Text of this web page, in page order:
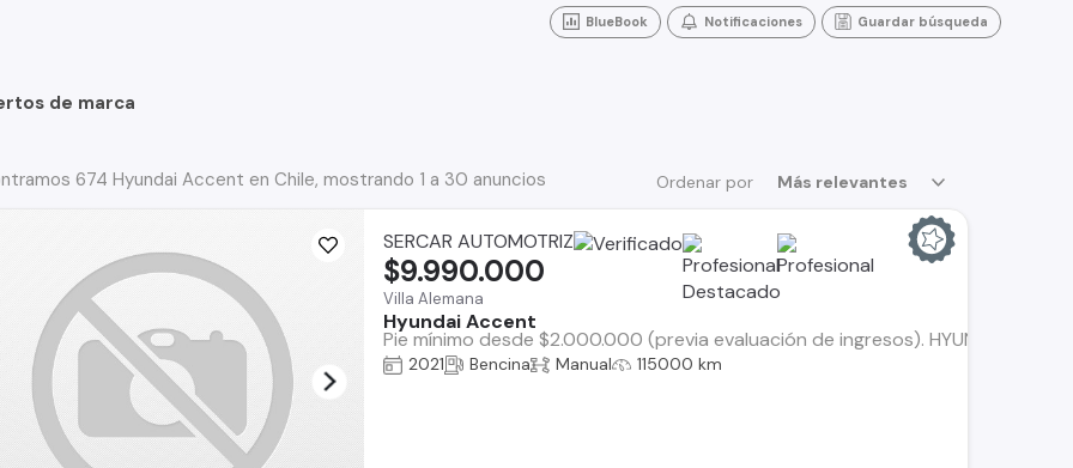
BlueBook Notificaciones Guardar búsqueda
de marca
Ordenar por Más relevantes
674 Hyundai Accent en Chile, mostrando 1 a 30 anuncios
SERCAR AUTOMOTRIZ
Villa Alemana
Hyundai Accent
Pie mínimo desde $2.000.000 (previa evaluación de ingresos). HYUNDAI
$9.990.000
2021 Bencina Manual 115000 km